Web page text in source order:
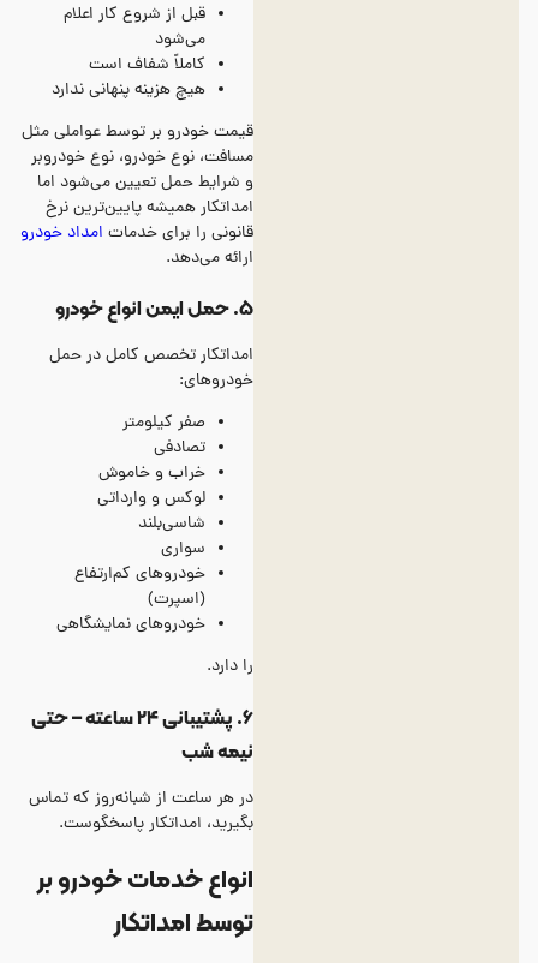
قبل از شروع کار اعلام
می‌شود
کاملاً شفاف است
هیچ هزینه پنهانی ندارد
قیمت خودرو بر توسط عواملی مثل
مسافت، نوع خودرو، نوع خودروبر
و شرایط حمل تعیین می‌شود اما
امداتکار همیشه پایین‌ترین نرخ
قانونی را برای خدمات امداد خودرو
ارائه می‌دهد.
۵. حمل ایمن انواع خودرو
امداتکار تخصص کامل در حمل
خودروهای:
صفر کیلومتر
تصادفی
خراب و خاموش
لوکس و وارداتی
شاسی‌بلند
سواری
خودروهای کم‌ارتفاع
(اسپرت)
خودروهای نمایشگاهی
را دارد.
۶. پشتیبانی ۲۴ ساعته – حتی
نیمه شب
در هر ساعت از شبانه‌روز که تماس
بگیرید، امداتکار پاسخگوست.
انواع خدمات خودرو بر
توسط امداتکار